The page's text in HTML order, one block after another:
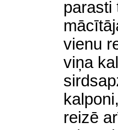
parasti
vienu
viņa
reizē